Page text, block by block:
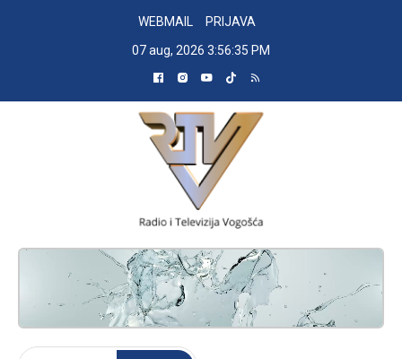
WEBMAIL
PRIJAVA
07 aug, 2026 3:56:36 PM
RADIO TELEVIZIJA VOGOŠĆA